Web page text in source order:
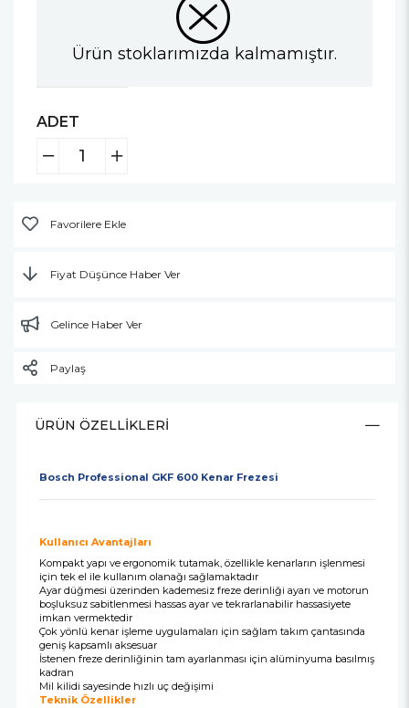
Ürün stoklarımızda kalmamıştır.
ADET
Favorilere Ekle
Fiyat Düşünce Haber Ver
Gelince Haber Ver
Paylaş
ÜRÜN ÖZELLIKLERI
Bosch Professional GKF 600 Kenar Frezesi
Kullanıcı Avantajları
Kompakt yapı ve ergonomik tutamak, özellikle kenarların işlenmesi
için tek el ile kullanım olanağı sağlamaktadır
Ayar düğmesi üzerinden kademesiz freze derinliği ayarı ve motorun
boşluksuz sabitlenmesi hassas ayar ve tekrarlanabilir hassasiyete
imkan vermektedir
Çok yönlü kenar işleme uygulamaları için sağlam takım çantasında
geniş kapsamlı aksesuar
İstenen freze derinliğinin tam ayarlanması için alüminyuma basılmış
kadran
Mil kilidi sayesinde hızlı uç değişimi
Teknik Özellikler